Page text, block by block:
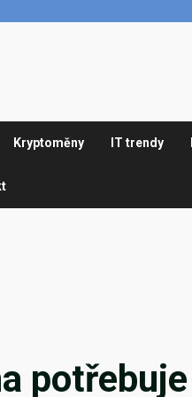
Kryptoměny IT trendy
potřebuje